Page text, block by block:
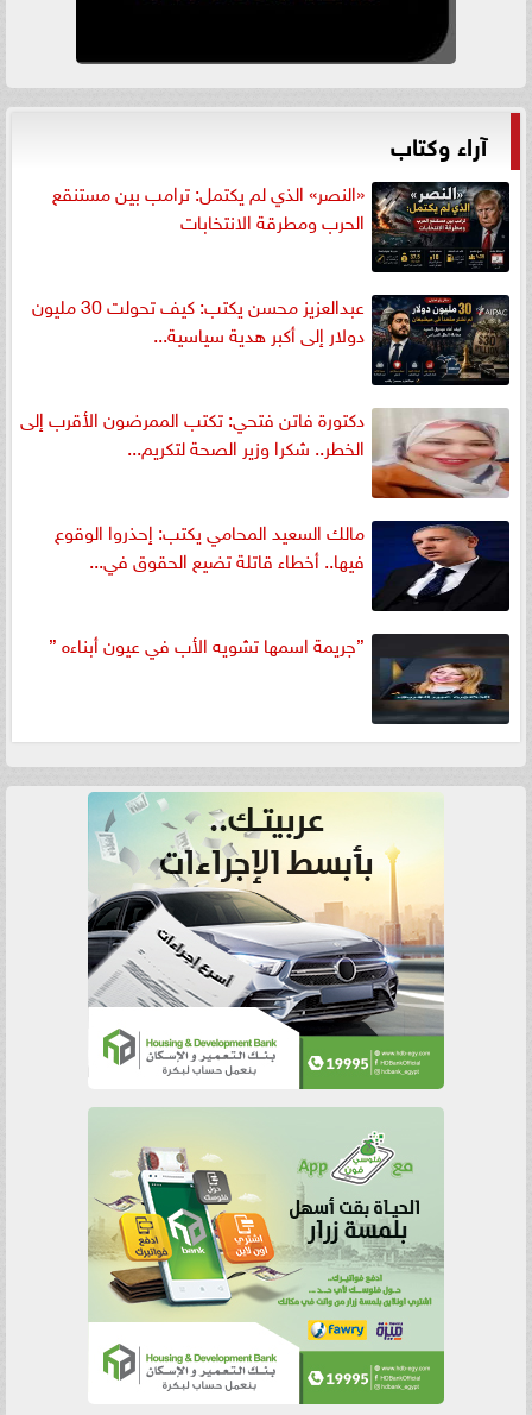
آراء وكتاب
«النصر» الذي لم يكتمل: ترامب بين مستنقع
الحرب ومطرقة الانتخابات
عبدالعزيز محسن يكتب: كيف تحولت 30 مليون
دولار إلى أكبر هدية سياسية...
دكتورة فاتن فتحي: تكتب الممرضون الأقرب إلى
الخطر.. شكرا وزير الصحة لتكريم...
مالك السعيد المحامي يكتب: إحذروا الوقوع
فيها.. أخطاء قاتلة تضيع الحقوق في...
”جريمة اسمها تشويه الأب في عيون أبناءه ”